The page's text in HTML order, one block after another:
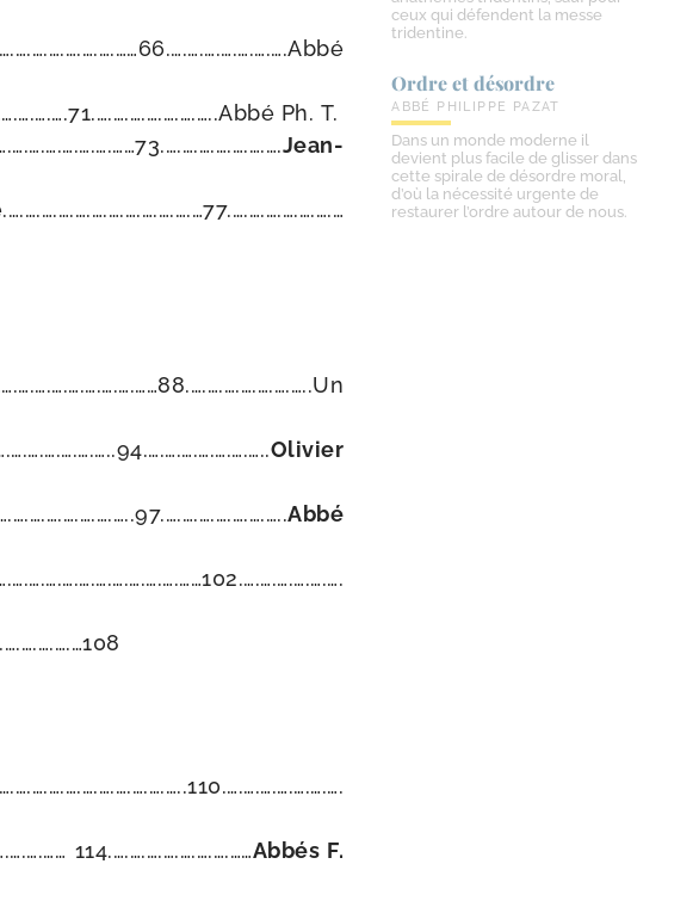
Ph. T.
Jean-​
Olivier
Abbé
114.….….….….….….….……Abbés F.
ceux qui défendent la messe
tridentine.
Ordre et désordre
ABBÉ PHILIPPE PAZAT
Dans un monde moderne il
devient plus facile de glisser dans
cette spirale de désordre moral,
d’où la nécessité urgente de
restaurer l’ordre autour de nous.